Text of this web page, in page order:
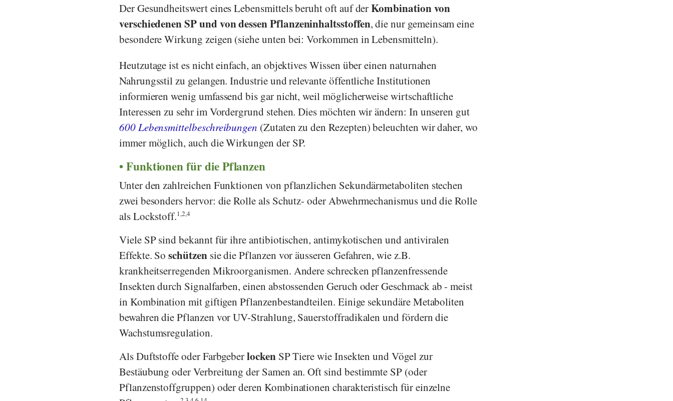
Der Gesundheitswert eines Lebensmittels beruht oft auf derKombination von
verschiedenen SP und von dessen Pflanzeninhaltsstoffen, die nur gemeinsam eine
besondere Wirkung zeigen (siehe unten bei: Vorkommen in Lebensmitteln).
Heutzutage ist es nicht einfach, an objektives Wissen über einen naturnahen
Nahrungsstil zu gelangen. Industrie und relevante öffentliche Institutionen
informieren wenig umfassend bis gar nicht, weil möglicherweise wirtschaftliche
Interessen zu sehr im Vordergrund stehen. Dies möchten wir ändern: In unseren gut
600 Lebensmittelbeschreibungen (Zutaten zu den Rezepten) beleuchten wir daher, wo
immer möglich, auch die Wirkungen der SP.
Funktionen für die Pflanzen
Unter den zahlreichen Funktionen von pflanzlichen Sekundärmetaboliten stechen
zwei besonders hervor: die Rolle als Schutz- oder Abwehrmechanismus und die Rolle
als Lockstoff.1,2,4
Viele SP sind bekannt für ihre antibiotischen, antimykotischen und antiviralen
Effekte. Soschützen sie die Pflanzen vor äusseren Gefahren, wie z.B.
krankheitserregenden Mikroorganismen. Andere schrecken pflanzenfressende
Insekten durch Signalfarben, einen abstossenden Geruch oder Geschmack ab - meist
in Kombination mit giftigen Pflanzenbestandteilen. Einige sekundäre Metaboliten
bewahren die Pflanzen vor UV-Strahlung, Sauerstoffradikalen und fördern die
Wachstumsregulation.
Als Duftstoffe oder Farbgeberlocken SP Tiere wie Insekten und Vögel zur
Bestäubung oder Verbreitung der Samen an. Oft sind bestimmte SP (oder
Pflanzenstoffgruppen) oder deren Kombinationen charakteristisch für einzelne